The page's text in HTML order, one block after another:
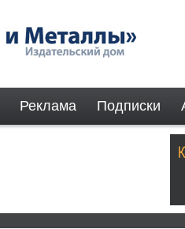
Реклама Подписки